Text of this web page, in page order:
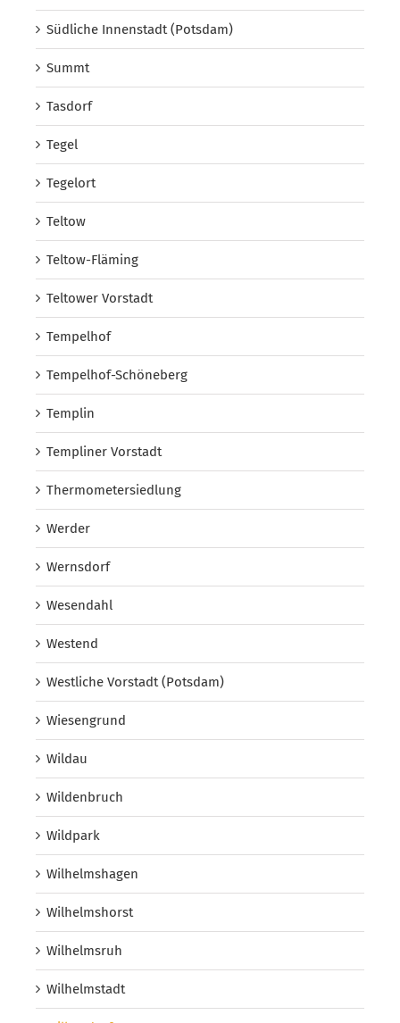
Südliche Innenstadt (Potsdam)
Summt
Tasdorf
Tegel
Tegelort
Teltow
Teltow-Fläming
Teltower Vorstadt
Tempelhof
Tempelhof-Schöneberg
Templin
Templiner Vorstadt
Thermometersiedlung
Werder
Wernsdorf
Wesendahl
Westend
Westliche Vorstadt (Potsdam)
Wiesengrund
Wildau
Wildenbruch
Wildpark
Wilhelmshagen
Wilhelmshorst
Wilhelmsruh
Wilhelmstadt